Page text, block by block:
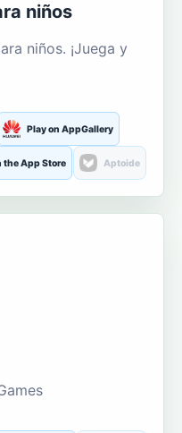
niños
niños. ¡Juega y
Play on AppGallery
the App Store Aptoide